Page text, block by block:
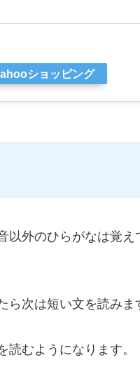
ショッピング
以外のひらがなは覚
次は短い文を読みま
むようになります。